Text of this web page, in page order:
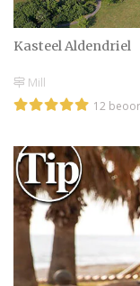
Kasteel Aldendriel
Mill
12